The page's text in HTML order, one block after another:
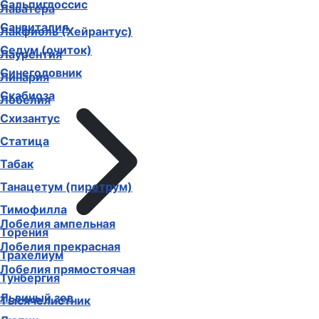
Лаватера
Лакфиоль (Хейрантус)
Лаурентия
Линария
Лобелия
Лобелия ампельная
Лобелия прекрасная
Лобелия прямостоячая
Львиный зев
Сальпиглоссис
Санвиталия
Седум (очиток)
Синеголовник
Скабиоза
Схизантус
Статица
Табак
Танацетум (пиретрум)
Тимофилла
Торения
Трахелиум
Тунбергия
Тысячелистник